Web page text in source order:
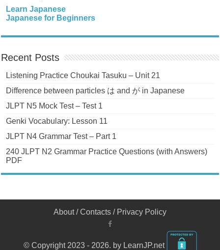
Learn Japanese
Japanese for Beginners
Recent Posts
Listening Practice Choukai Tasuku – Unit 21
Difference between particles は and が in Japanese
JLPT N5 Mock Test – Test 1
Genki Vocabulary: Lesson 11
JLPT N4 Grammar Test – Part 1
240 JLPT N2 Grammar Practice Questions (with Answers)
PDF
About/Contacts / Privacy Policy
© Copyright 2023 - 2026. by LearnJP.net